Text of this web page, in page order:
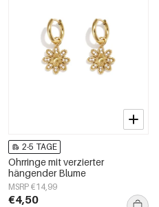
2-5 TAGE
Ohrringe mit verzierter
hängender Blume
MSRP €14,99
€4,50